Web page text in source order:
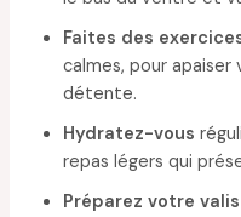
Faites des
calmes, pour
détente.
Hydratez-vous
repas légers qui
Préparez votre